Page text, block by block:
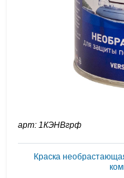
арт: 1КЭНВгрф
Краска